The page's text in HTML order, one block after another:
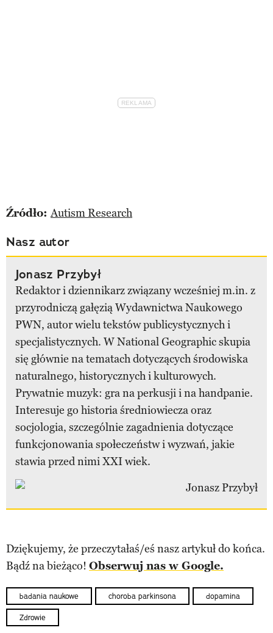
Źródło:Autism Research
Nasz autor
Jonasz Przybył
Redaktor i dziennikarz związany wcześniej m.in. z
przyrodniczą gałęzią Wydawnictwa Naukowego
PWN, autor wielu tekstów publicystycznych i
specjalistycznych. W National Geographic skupia
się głównie na tematach dotyczących środowiska
naturalnego, historycznych i kulturowych.
Prywatnie muzyk: gra na perkusji i na handpanie.
Interesuje go historia średniowiecza oraz
socjologia, szczególnie zagadnienia dotyczące
funkcjonowania społeczeństw i wyzwań, jakie
stawia przed nimi XXI wiek.
Dziękujemy, że przeczytałaś/eś nasz artykuł do końca.
Bądź na bieżąco! Obserwuj nas w Google.
badania naukowe choroba parkinsona dopamina
Zdrowie